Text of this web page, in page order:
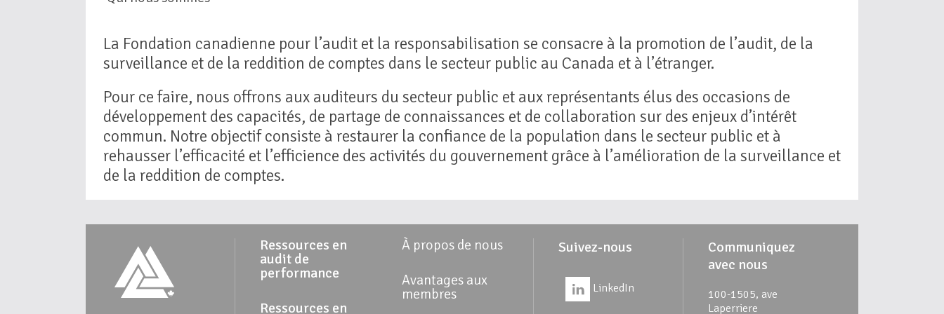
La Fondation canadienne pour l’audit et la responsabilisation se consacre à la promotion de l’audit, de la
surveillance et de la reddition de comptes dans le secteur public au Canada et à l’étranger.
Pour ce faire, nous offrons aux auditeurs du secteur public et aux représentants élus des occasions de
développement des capacités, de partage de connaissances et de collaboration sur des enjeux d’intérêt
commun. Notre objectif consiste à restaurer la confiance de la population dans le secteur public et à
rehausser l’efficacité et l’efficience des activités du gouvernement grâce à l’amélioration de la surveillance et
de la reddition de comptes.
Ressources en
audit de
performance
Ressources en
À propos de nous
Avantages aux
membres
Suivez-nous
LinkedIn
Communiquez
avec nous
100-1505, ave
Laperriere